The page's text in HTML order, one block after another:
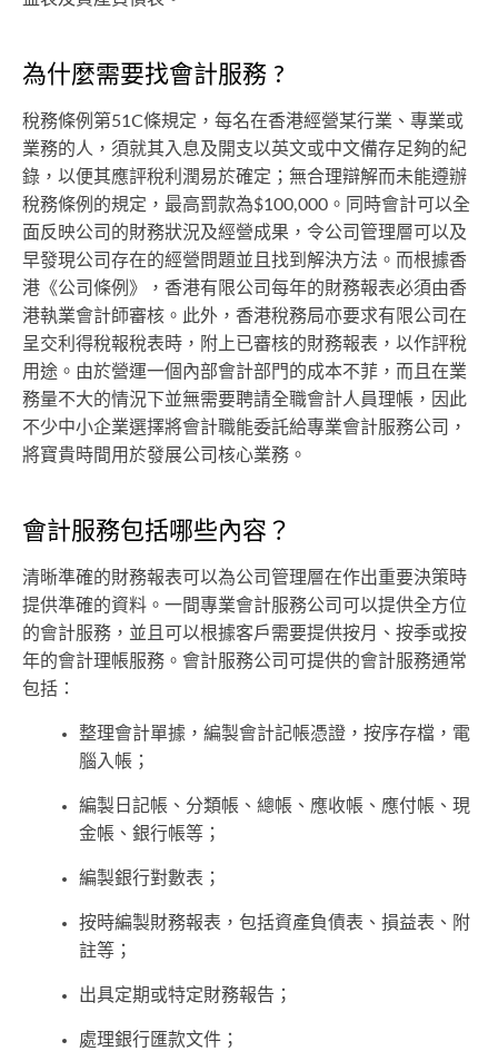
為什麼需要找會計服務 ?
稅務條例第51C條規定，每名在香港經營某行業、專業或
業務的人，須就其入息及開支以英文或中文備存足夠的紀
錄，以便其應評稅利潤易於確定；無合理辯解而未能遵辦
稅務條例的規定，最高罰款為$100,000。同時會計可以全
面反映公司的財務狀況及經營成果，令公司管理層可以及
早發現公司存在的經營問題並且找到解決方法。而根據香
港《公司條例》，香港有限公司每年的財務報表必須由香
港執業會計師審核。此外，香港稅務局亦要求有限公司在
呈交利得稅報稅表時，附上已審核的財務報表，以作評稅
用途。由於營運一個內部會計部門的成本不菲，而且在業
務量不大的情況下並無需要聘請全職會計人員理帳，因此
不少中小企業選擇將會計職能委託給專業會計服務公司，
將寶貴時間用於發展公司核心業務。
會計服務包括哪些內容？
清晰準確的財務報表可以為公司管理層在作出重要決策時
提供準確的資料。一間專業會計服務公司可以提供全方位
的會計服務，並且可以根據客戶需要提供按月、按季或按
年的會計理帳服務。會計服務公司可提供的會計服務通常
包括：
整理會計單據，編製會計記帳憑證，按序存檔，電
腦入帳；
編製日記帳、分類帳、總帳、應收帳、應付帳、現
金帳、銀行帳等；
編製銀行對數表；
按時編製財務報表，包括資產負債表、損益表、附
註等；
出具定期或特定財務報告；
處理銀行匯款文件；